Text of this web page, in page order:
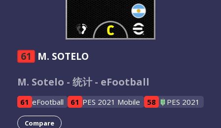
61 M. SOTELO
M. Sotelo - 统计 - eFootball
61 eFootball 61 PES 2021 Mobile 58 PES 2021
Compare